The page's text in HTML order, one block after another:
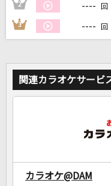
家族や
2 ---- 回
3 ---- 回
関連カラオケサービ
カラオケ@DAM